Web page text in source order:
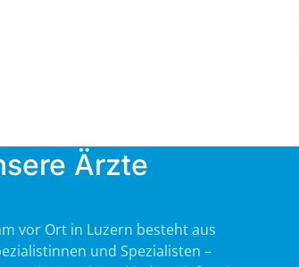
Ärzte
vor Ort in Luzern besteht aus
und Spezialisten –